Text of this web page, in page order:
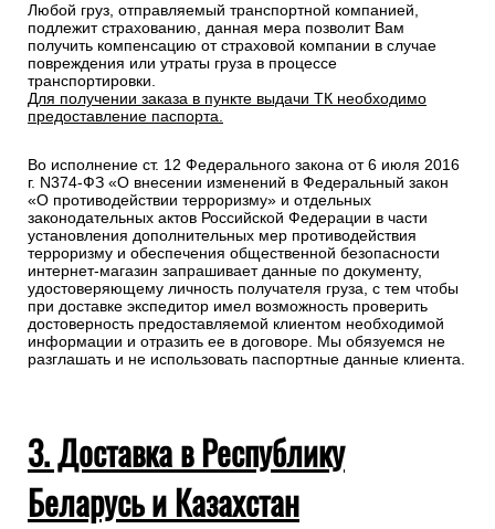
Любой груз, отправляемый транспортной компанией,
подлежит страхованию, данная мера позволит Вам
получить компенсацию от страховой компании в случае
повреждения или утраты груза в процессе
транспортировки.
Для получении заказа в пункте выдачи ТК необходимо
предоставление паспорта.
Во исполнение ст. 12 Федерального закона от 6 июля 2016
г. N374-ФЗ «О внесении изменений в Федеральный закон
«О противодействии терроризму» и отдельных
законодательных актов Российской Федерации в части
установления дополнительных мер противодействия
терроризму и обеспечения общественной безопасности
интернет-магазин запрашивает данные по документу,
удостоверяющему личность получателя груза, с тем чтобы
при доставке экспедитор имел возможность проверить
достоверность предоставляемой клиентом необходимой
информации и отразить ее в договоре. Мы обязуемся не
разглашать и не использовать паспортные данные клиента.
3. Доставка в Республику
Беларусь и Казахстан